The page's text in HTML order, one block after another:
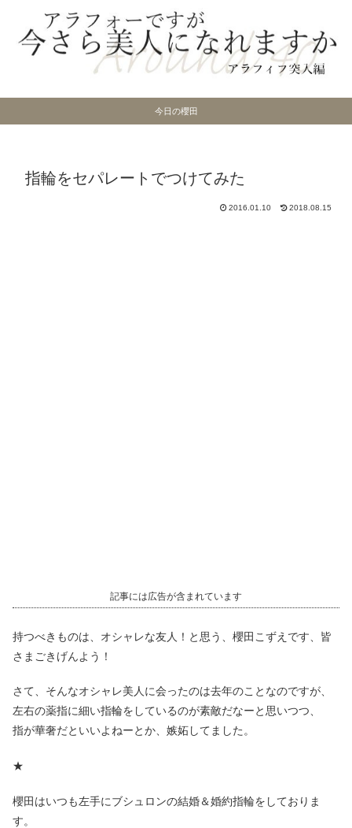
今日の櫻田
指輪をセパレートでつけてみた
2016.01.10 2018.08.15
記事には広告が含まれています
持つべきものは、オシャレな友人！と思う、櫻田こずえです、皆
さまごきげんよう！
さて、そんなオシャレ美人に会ったのは去年のことなのですが、
左右の薬指に細い指輪をしているのが素敵だなーと思いつつ、
指が華奢だといいよねーとか、嫉妬してました。
★
櫻田はいつも左手にブシュロンの結婚＆婚約指輪をしておりま
す。